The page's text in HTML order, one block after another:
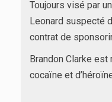
Toujours visé par
Leonard suspecté
contrat de
Brandon Clarke est
cocaïne et